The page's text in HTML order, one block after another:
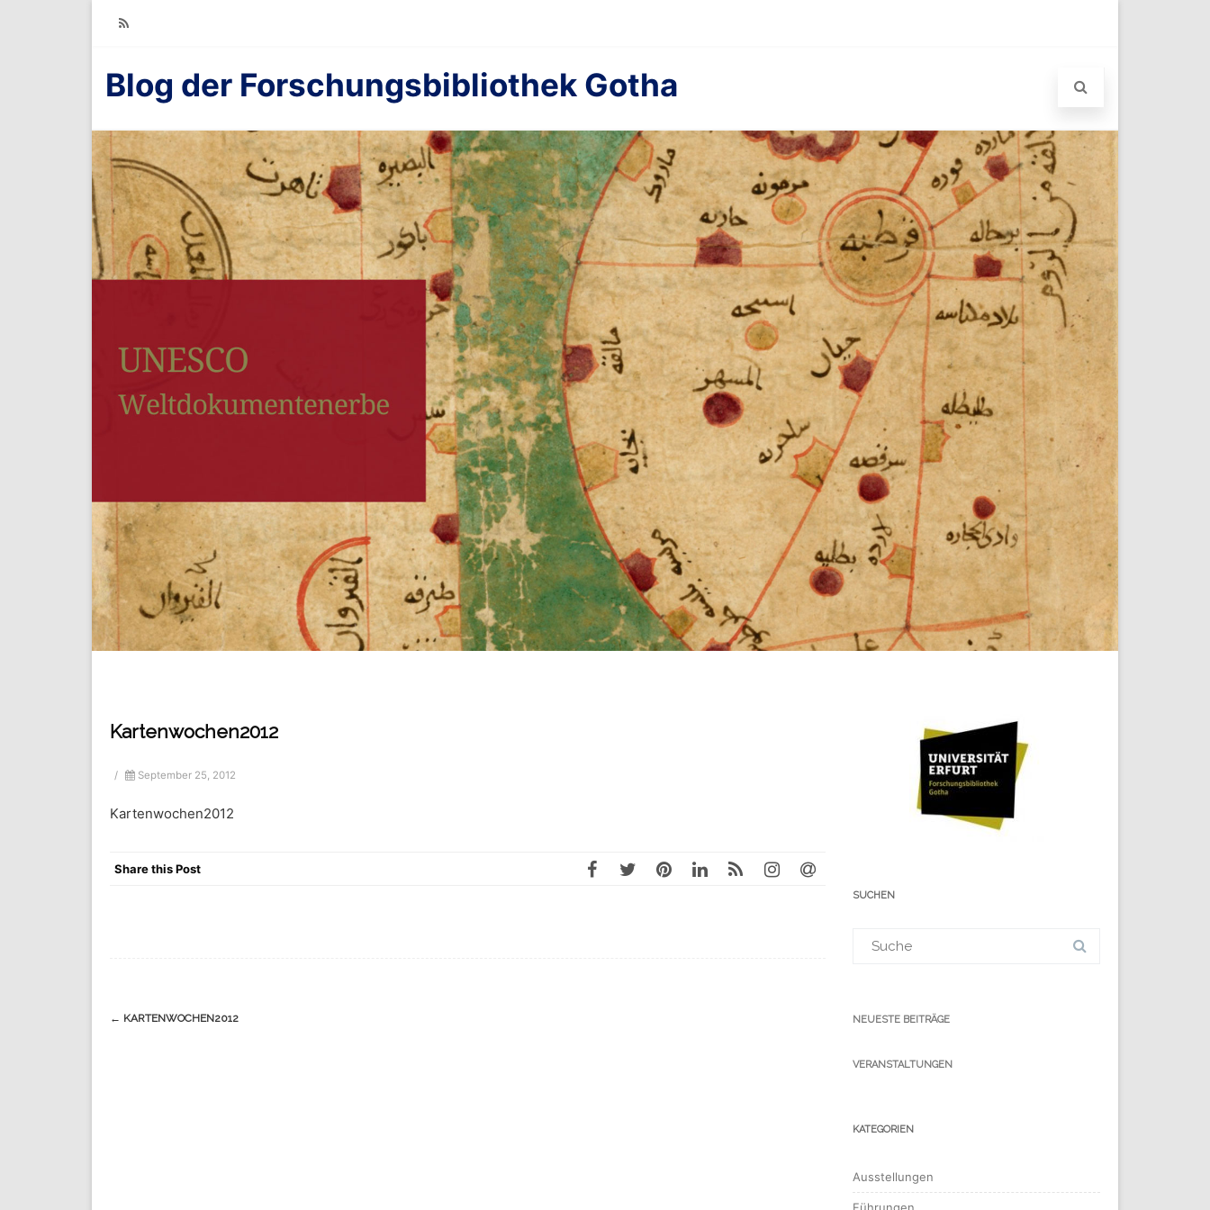
RSS
Blog der Forschungsbibliothek Gotha
Kartenwochen2012
/ September 25, 2012
Kartenwochen2012
Share this Post
Navigation
← KARTENWOCHEN2012
SUCHEN
für:
NEUESTE BEITRÄGE
VERANSTALTUNGEN
KATEGORIEN
Ausstellungen
Führungen